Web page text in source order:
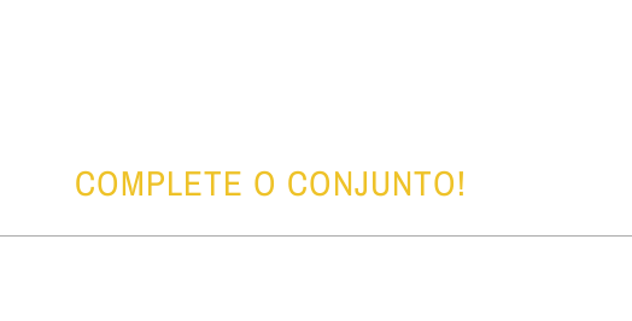
COMPLETE O CONJUNTO!